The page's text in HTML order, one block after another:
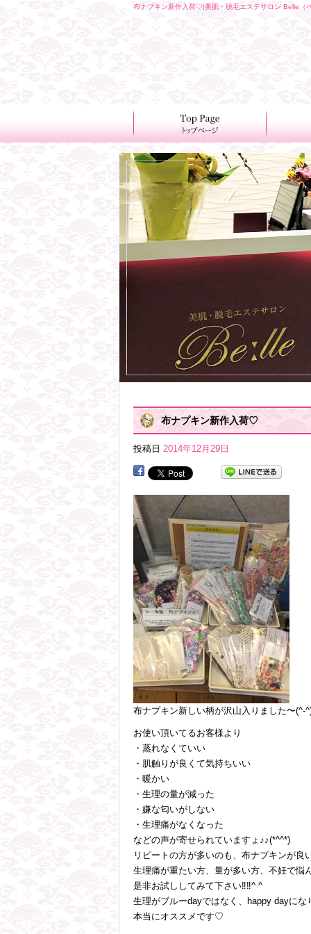
布ナプキン新作入荷♡|美肌・脱毛エステサロン Belle（
布ナプキン新作入荷♡
投稿日 2014年12月29日
布ナプキン新しい柄が沢山入りました〜(^-
お使い頂いてるお客様より
・蒸れなくていい
・肌触りが良くて気持ちいい
・暖かい
・生理の量が減った
・嫌な匂いがしない
・生理痛がなくなった
などの声が寄せられていますょ♪♪(*^^*)
リピートの方が多いのも、布ナプキンが
生理痛が重たい方、量が多い方、不妊で
是非お試ししてみて下さい‼︎‼︎^ ^
生理がブルーdayではなく、happy dayにな
本当にオススメです♡